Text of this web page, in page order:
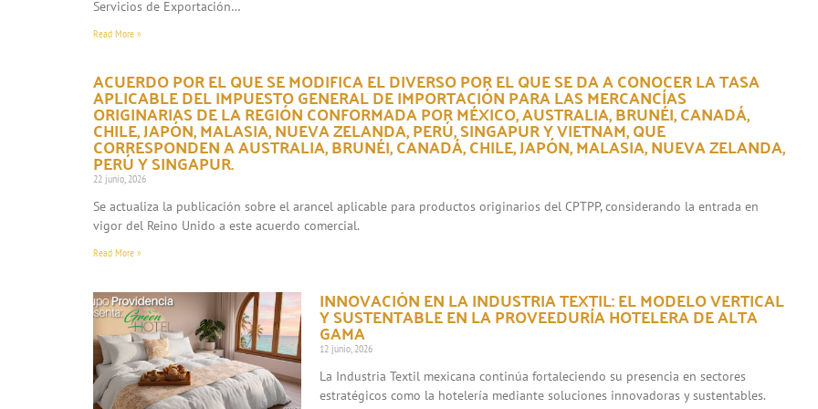
Servicios de Exportación…
Read More »
ACUERDO POR EL QUE SE MODIFICA EL DIVERSO POR EL QUE SE DA A CONOCER LA TASA
APLICABLE DEL IMPUESTO GENERAL DE IMPORTACIÓN PARA LAS MERCANCÍAS
ORIGINARIAS DE LA REGIÓN CONFORMADA POR MÉXICO, AUSTRALIA, BRUNÉI, CANADÁ,
CHILE, JAPÓN, MALASIA, NUEVA ZELANDA, PERÚ, SINGAPUR Y VIETNAM, QUE
CORRESPONDEN A AUSTRALIA, BRUNÉI, CANADÁ, CHILE, JAPÓN, MALASIA, NUEVA ZELANDA,
PERÚ Y SINGAPUR.
22 junio, 2026
Se actualiza la publicación sobre el arancel aplicable para productos originarios del CPTPP, considerando la entrada en
vigor del Reino Unido a este acuerdo comercial.
Read More »
INNOVACIÓN EN LA INDUSTRIA TEXTIL: EL MODELO VERTICAL
Y SUSTENTABLE EN LA PROVEEDURÍA HOTELERA DE ALTA
GAMA
12 junio, 2026
La Industria Textil mexicana continúa fortaleciendo su presencia en sectores
estratégicos como la hotelería mediante soluciones innovadoras y sustentables.